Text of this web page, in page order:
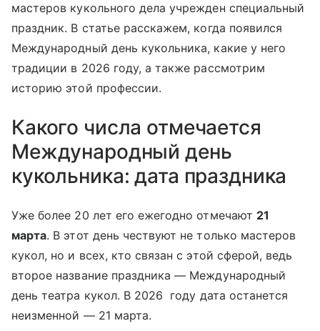
мастеров кукольного дела учрежден специальный
праздник. В статье расскажем, когда появился
Международный день кукольника, какие у него
традиции в 2026 году, а также рассмотрим
историю этой профессии.
Какого числа отмечается
Международный день
кукольника: дата праздника
Уже более 20 лет его ежегодно отмечают 21
марта. В этот день чествуют не только мастеров
кукол, но и всех, кто связан с этой сферой, ведь
второе название праздника — Международный
день театра кукол. В 2026 году дата останется
неизменной — 21 марта.